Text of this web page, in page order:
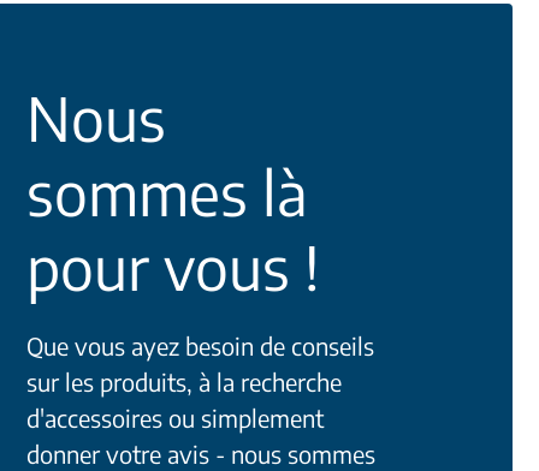
Nous
sommes là
pour vous !
Que vous ayez besoin de conseils
sur les produits, à la recherche
d'accessoires ou simplement
donner votre avis - nous sommes